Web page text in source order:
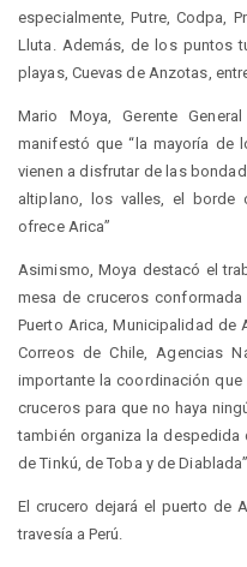
especialmente, Putre, Codpa,
Lluta. Además, de los puntos
playas, Cuevas de Anzotas,
Mario Moya, Gerente
manifestó que “la mayoría de
vienen a disfrutar de las
altiplano, los valles, el borde
ofrece Arica”
Asimismo, Moya destacó el
mesa de cruceros conformada
Puerto Arica, Municipalidad de
Correos de Chile, Agencias
importante la coordinación
cruceros para que no haya
también organiza la
de Tinkú, de Toba y de
El crucero dejará el puerto de
travesía a Perú.